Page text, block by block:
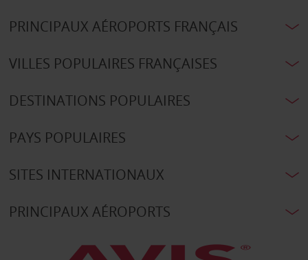
PRINCIPAUX AÉROPORTS FRANÇAIS
VILLES POPULAIRES FRANÇAISES
DESTINATIONS POPULAIRES
PAYS POPULAIRES
SITES INTERNATIONAUX
PRINCIPAUX AÉROPORTS